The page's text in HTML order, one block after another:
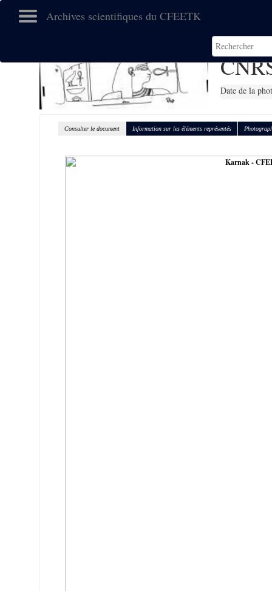
Archives scientifiques du CFEETK
Date de la
Consulter le document Information sur les éléments représentés